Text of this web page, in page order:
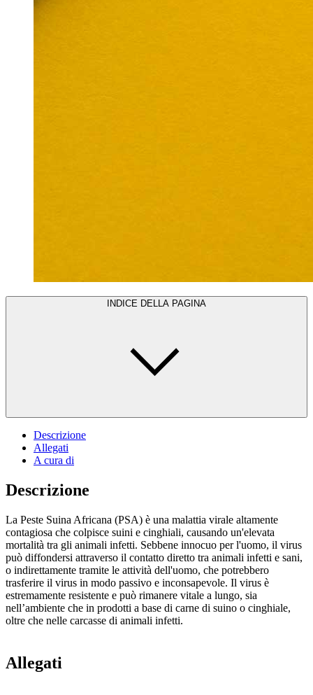
INDICE DELLA PAGINA
Descrizione
Allegati
A cura di
Descrizione
La Peste Suina Africana (PSA) è una malattia virale altamente
contagiosa che colpisce suini e cinghiali, causando un'elevata
mortalità tra gli animali infetti. Sebbene innocuo per l'uomo, il virus
può diffondersi attraverso il contatto diretto tra animali infetti e sani,
o indirettamente tramite le attività dell'uomo, che potrebbero
trasferire il virus in modo passivo e inconsapevole. Il virus è
estremamente resistente e può rimanere vitale a lungo, sia
nell’ambiente che in prodotti a base di carne di suino o cinghiale,
oltre che nelle carcasse di animali infetti.
Allegati